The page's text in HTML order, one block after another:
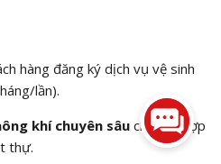
hàng đăng ký dịch vụ vệ sinh
lần).
khí chuyên sâucho các hợp
thự.